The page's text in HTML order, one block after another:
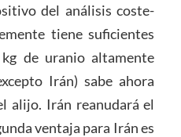
del análisis coste-
tiene suficientes
de uranio altamente
Irán) sabe ahora
alijo. Irán reanudará el
ventaja para Irán es